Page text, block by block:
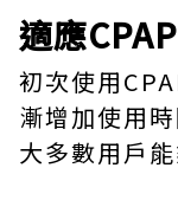
適應CPAP
初次使用
漸增加使用
大多數用戶